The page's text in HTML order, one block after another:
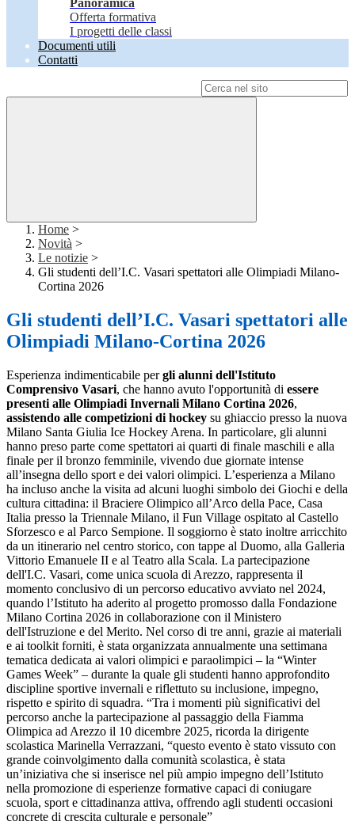
Panoramica
Offerta formativa
I progetti delle classi
Documenti utili
Contatti
Home >
Novità >
Le notizie >
Gli studenti dell’I.C. Vasari spettatori alle Olimpiadi Milano-
Cortina 2026
Gli studenti dell’I.C. Vasari spettatori alle
Olimpiadi Milano-Cortina 2026
Esperienza indimenticabile pergli alunni dell'Istituto
Comprensivo Vasari, che hanno avuto l'opportunità di essere
presenti alle Olimpiadi Invernali Milano Cortina 2026,
assistendo alle competizioni di hockey su ghiaccio presso la nuova
Milano Santa Giulia Ice Hockey Arena. In particolare, gli alunni
hanno preso parte come spettatori ai quarti di finale maschili e alla
finale per il bronzo femminile, vivendo due giornate intense
all’insegna dello sport e dei valori olimpici. L’esperienza a Milano
ha incluso anche la visita ad alcuni luoghi simbolo dei Giochi e della
cultura cittadina: il Braciere Olimpico all’Arco della Pace, Casa
Italia presso la Triennale Milano, il Fun Village ospitato al Castello
Sforzesco e al Parco Sempione. Il soggiorno è stato inoltre arricchito
da un itinerario nel centro storico, con tappe al Duomo, alla Galleria
Vittorio Emanuele II e al Teatro alla Scala. La partecipazione
dell'I.C. Vasari, come unica scuola di Arezzo, rappresenta il
momento conclusivo di un percorso educativo avviato nel 2024,
quando l’Istituto ha aderito al progetto promosso dalla Fondazione
Milano Cortina 2026 in collaborazione con il Ministero
dell'Istruzione e del Merito. Nel corso di tre anni, grazie ai materiali
e ai toolkit forniti, è stata organizzata annualmente una settimana
tematica dedicata ai valori olimpici e paraolimpici – la “Winter
Games Week” – durante la quale gli studenti hanno approfondito
discipline sportive invernali e riflettuto su inclusione, impegno,
rispetto e spirito di squadra. “Tra i momenti più significativi del
percorso anche la partecipazione al passaggio della Fiamma
Olimpica ad Arezzo il 10 dicembre 2025, ricorda la dirigente
scolastica Marinella Verrazzani, “questo evento è stato vissuto con
grande coinvolgimento dalla comunità scolastica, è stata
un’iniziativa che si inserisce nel più ampio impegno dell’Istituto
nella promozione di esperienze formative capaci di coniugare
scuola, sport e cittadinanza attiva, offrendo agli studenti occasioni
concrete di crescita culturale e personale”